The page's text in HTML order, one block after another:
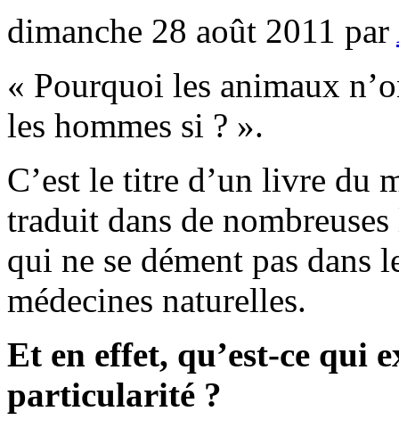
dimanche 28 août 2011 par
« Pourquoi les animaux
les hommes si ? ».
C’est le titre d’un livre du
traduit dans de
qui ne se dément pas dans
médecines naturelles.
Et en effet, qu’est-ce qui
particularité ?